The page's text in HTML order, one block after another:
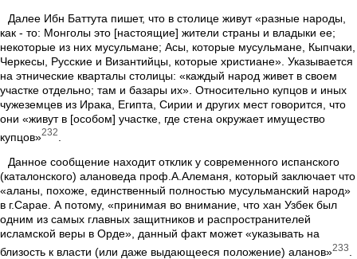
Далее Ибн Баттута пишет, что в столице живут «разные народы,
как - то: Монголы это [настоящие] жители страны и владыки ее;
некоторые из них мусульмане; Асы, которые мусульмане, Кыпчаки,
Черкесы, Русские и Византийцы, которые христиане». Указывается
на этнические кварталы столицы: «каждый народ живет в своем
участке отдельно; там и базары их». Относительно купцов и иных
чужеземцев из Ирака, Египта, Сирии и других мест говорится, что
они «живут в [особом] участке, где стена окружает имущество
купцов»232
Данное сообщение находит отклик у современного испанского
(каталонского) алановеда проф.А.Алеманя, который заключает что
«аланы, похоже, единственный полностью мусульманский народ»
в г.Сарае. А потому, «принимая во внимание, что хан Узбек был
одним из самых главных защитников и распространителей
исламской веры в Орде», данный факт может «указывать на
близость к власти (или даже выдающееся положение) аланов»233